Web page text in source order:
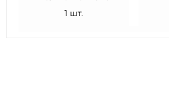
1 шт.